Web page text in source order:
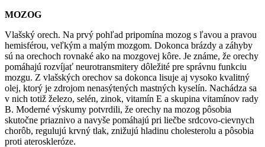
MOZOG
Vlašský orech. Na prvý pohľad pripomína mozog s ľavou a pravou
hemisférou, veľkým a malým mozgom. Dokonca brázdy a záhyby
sú na orechoch rovnaké ako na mozgovej kôre. Je známe, že orechy
pomáhajú rozvíjať neurotransmitery dôležité pre správnu funkciu
mozgu. Z vlašských orechov sa dokonca lisuje aj vysoko kvalitný
olej, ktorý je zdrojom nenasýtených mastných kyselín. Nachádza sa
v nich totiž železo, selén, zinok, vitamín E a skupina vitamínov rady
B. Moderné výskumy potvrdili, že orechy na mozog pôsobia
skutočne priaznivo a navyše pomáhajú pri liečbe srdcovo-cievnych
chorôb, regulujú krvný tlak, znižujú hladinu cholesterolu a pôsobia
proti ateroskleróze.